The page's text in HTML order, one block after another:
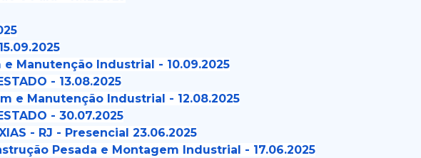
e Manutenção Industrial - 10.09.2025
- 13.08.2025
e Manutenção Industrial - 12.08.2025
- 30.07.2025
- RJ - Presencial 23.06.2025
Pesada e Montagem Industrial - 17.06.2025